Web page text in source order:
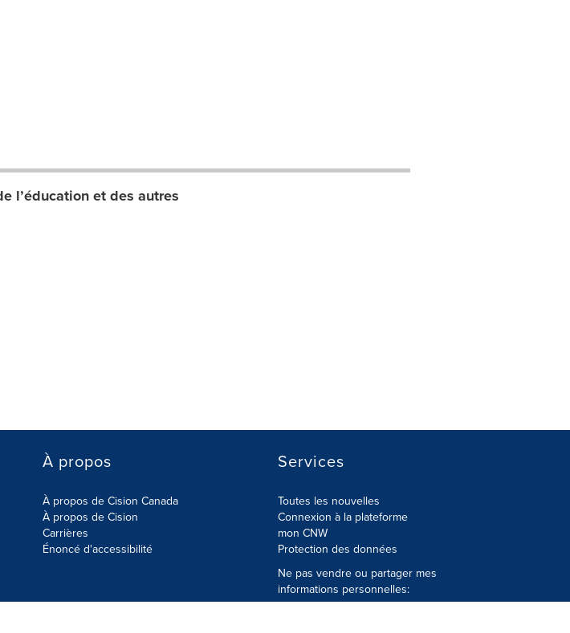
l’éducation et des autres
À propos
À propos de Cision Canada
À propos de Cision
Carrières
Énoncé d'accessibilité
Services
Toutes les nouvelles
Connexion à la plateforme
mon CNW
Protection des données
Ne pas vendre ou partager mes
informations personnelles: